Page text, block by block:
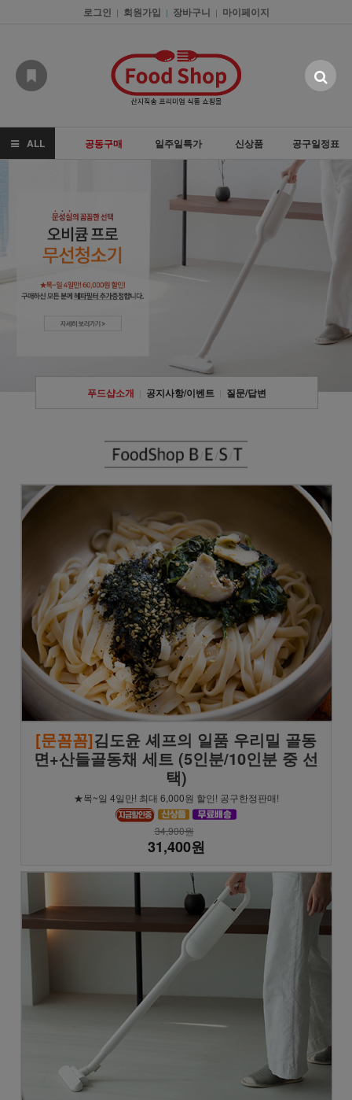
로그인 | 회원가입 | 장바구니 | 마이페이지
ALL 공동구매 일주일특가 신상품 공구일정표
푸드샵소개 공지사항/이벤트 질문/답변
[문꼼꼼]김도윤 셰프의 일품 우리밀 골동
면+산들골동채 세트 (5인분/10인분 중 선
택)
★목~일 4일만! 최대 6,000원 할인! 공구한정판매!
34,900원
31,400원